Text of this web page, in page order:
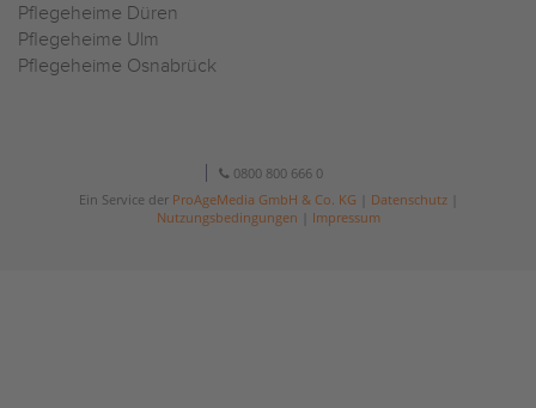
Pflegeheime Düren
Pflegeheime Ulm
Pflegeheime Osnabrück
0800 800 666 0
Ein Service der ProAgeMedia GmbH & Co. KG Datenschutz|
Nutzungsbedingungen
Impressum